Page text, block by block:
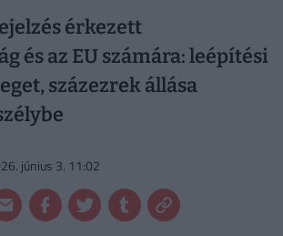
érkezett
és az EU számára: leépítési
százezrek állása
június 3. 11:02